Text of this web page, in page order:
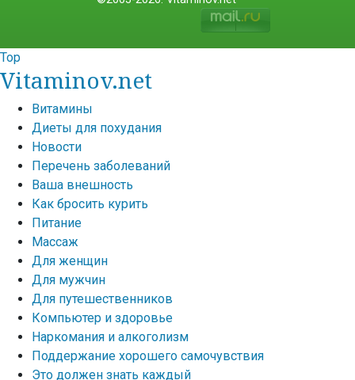
Top
Vitaminov.net
Витамины
Диеты для похудания
Новости
Перечень заболеваний
Ваша внешность
Как бросить курить
Питание
Массаж
Для женщин
Для мужчин
Для путешественников
Компьютер и здоровье
Наркомания и алкоголизм
Поддержание хорошего самочувствия
Это должен знать каждый